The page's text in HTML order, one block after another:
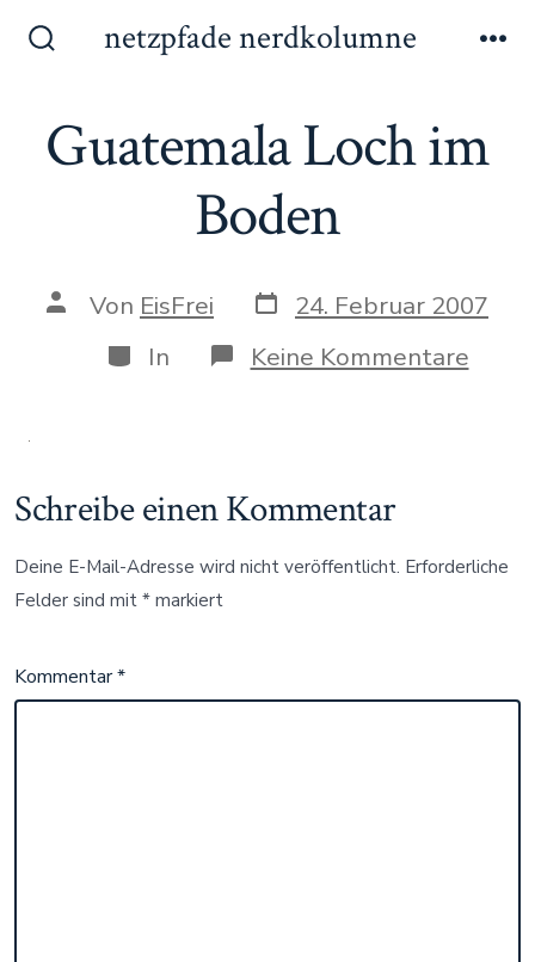
Inhalt
netzpfade nerdkolumne
Guatemala Loch im
Boden
Autor
Beitrags
Von EisFrei Datum
des
Beitrags
24. Februar 2007
Kategorien
In Keine Kommentarezu
Schreibe einen Kommentar
Deine E-Mail-Adresse wird nicht veröffentlicht. Erforderliche
Felder sind mit* markiert
Kommentar*